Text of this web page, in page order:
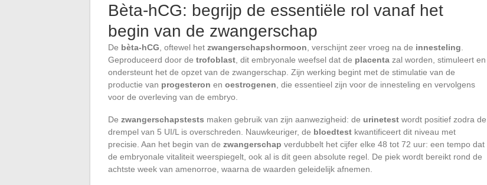
Bèta-hCG: begrijp de essentiële rol vanaf het
begin van de zwangerschap
De bèta-hCG , oftewel het zwangerschapshormoon , verschijnt zeer vroeg na de innesteling
Geproduceerd door de trofoblast , dit embryonale weefsel dat de placenta zal worden, stimuleert en
ondersteunt het de opzet van de zwangerschap. Zijn werking begint met de stimulatie van de
productie van progesteron en oestrogenen , die essentieel zijn voor de innesteling en vervolgens
voor de overleving van de embryo.
De zwangerschapstests maken gebruik van zijn aanwezigheid: de urinetest wordt positief zodra de
drempel van 5 UI/L is overschreden. Nauwkeuriger, de bloedtest kwantificeert dit niveau met
precisie. Aan het begin van de zwangerschap verdubbelt het cijfer elke 48 tot 72 uur: een tempo dat
de embryonale vitaliteit weerspiegelt, ook al is dit geen absolute regel. De piek wordt bereikt rond de
achtste week van amenorroe, waarna de waarden geleidelijk afnemen.